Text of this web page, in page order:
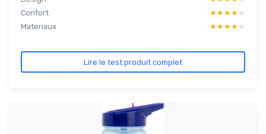
Confort
★★★★★
★★★★★
Materiaux
★★★★★
★★★★★
Lire le test produit complet